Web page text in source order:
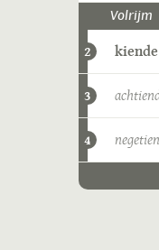
Volrijm
2 kiende
3
4